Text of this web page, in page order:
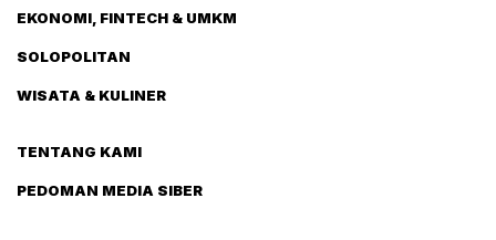
EKONOMI, FINTECH & UMKM
SOLOPOLITAN
WISATA & KULINER
TENTANG KAMI
PEDOMAN MEDIA SIBER